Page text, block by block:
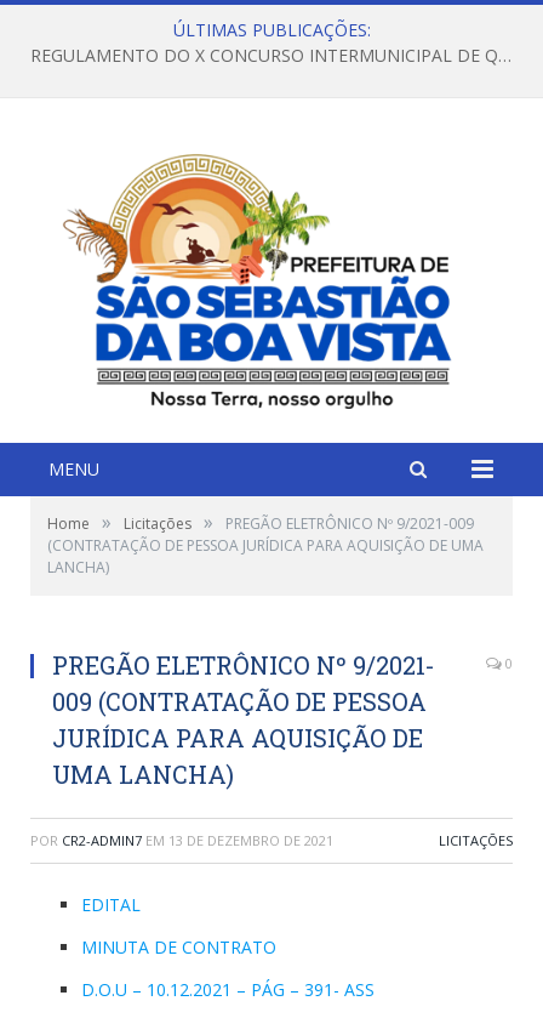
ÚLTIMAS PUBLICAÇÕES:
REGULAMENTO DO X CONCURSO INTERMUNICIPAL DE QUADRILHAS JUNINAS – 2026 – ARRAIÁ DA VENEZA
MENU
Home » Licitações »
PREGÃO ELETRÔNICO Nº 9/2021-009
(CONTRATAÇÃO DE PESSOA JURÍDICA PARA AQUISIÇÃO DE UMA
LANCHA)
PREGÃO ELETRÔNICO Nº 9/2021-
009 (CONTRATAÇÃO DE PESSOA
JURÍDICA PARA AQUISIÇÃO DE
UMA LANCHA)
0
POR CR2-ADMIN7 EM 13 DE DEZEMBRO DE 2021 LICITAÇÕES
EDITAL
MINUTA DE CONTRATO
D.O.U – 10.12.2021 – PÁG – 391- ASS